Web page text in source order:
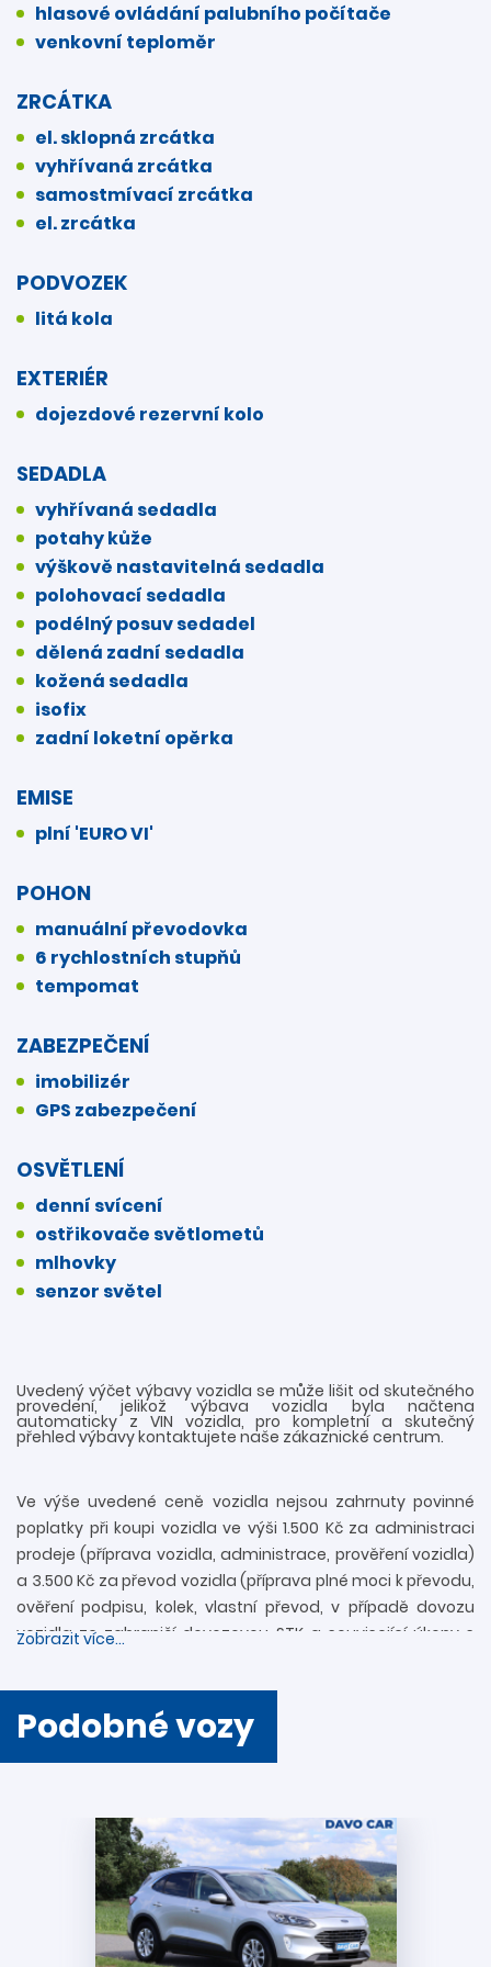
hlasové ovládání palubního počítače
venkovní teploměr
ZRCÁTKA
el. sklopná zrcátka
vyhřívaná zrcátka
samostmívací zrcátka
el. zrcátka
PODVOZEK
litá kola
EXTERIÉR
dojezdové rezervní kolo
SEDADLA
vyhřívaná sedadla
potahy kůže
výškově nastavitelná sedadla
polohovací sedadla
podélný posuv sedadel
dělená zadní sedadla
kožená sedadla
isofix
zadní loketní opěrka
EMISE
plní 'EURO VI'
POHON
manuální převodovka
6 rychlostních stupňů
tempomat
ZABEZPEČENÍ
imobilizér
GPS zabezpečení
OSVĚTLENÍ
denní svícení
ostřikovače světlometů
mlhovky
senzor světel
Uvedený výčet výbavy vozidla se může lišit od skutečného
provedení, jelikož výbava vozidla byla načtena
automaticky z VIN vozidla, pro kompletní a skutečný
přehled výbavy kontaktujete naše zákaznické centrum.
Ve výše uvedené ceně vozidla nejsou zahrnuty povinné
poplatky při koupi vozidla ve výši 1.500 Kč za administraci
prodeje (příprava vozidla, administrace, prověření vozidla)
a 3.500 Kč za převod vozidla (příprava plné moci k převodu,
ověření podpisu, kolek, vlastní převod, v případě dovozu
vozidla ze zahraničí dovozovou STK a související úkony s
prostřednictvím zákaznické linky 739 34 34 34 či přímo v
provozovně. Nejedná se o návrh na uzavření smlouvy
(nabídky) ve smyslu § 1731 a § 1732 zákona č. 89/2012 Sb.,
Občanského zákoníku. Společnost DAVO CAR s.r.o. si
Podmínky akcí a vysvětlení pojmů:
VÝHODNÉ FINANCOVÁNÍ + 2 ROKY ZÁRUKY
vztahuje na všechny vozy s cenou 150 000 Kč a vyšší.
Zobrazit více...
Podobné vozy